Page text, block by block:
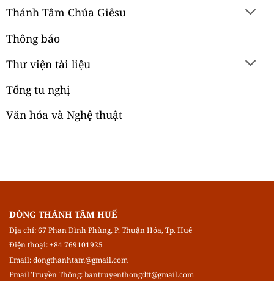
Thánh Tâm Chúa Giêsu
Thông báo
Thư viện tài liệu
Tổng tu nghị
Văn hóa và Nghệ thuật
DÒNG THÁNH TÂM HUẾ
Địa chỉ: 67 Phan Đình Phùng, P. Thuận Hóa, Tp. Huế
Điện thoại: +84 769101925
Email:dongthanhtam@gmail.com
Email Truyền Thông:bantruyenthongdtt@gmail.com